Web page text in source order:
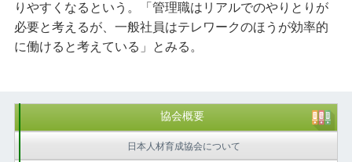
りやすくなるという。「管理職はリアルでのやりとりが
必要と考えるが、一般社員はテレワークのほうが効率的
に働けると考えている」とみる。
協会概要
日本人材育成協会について